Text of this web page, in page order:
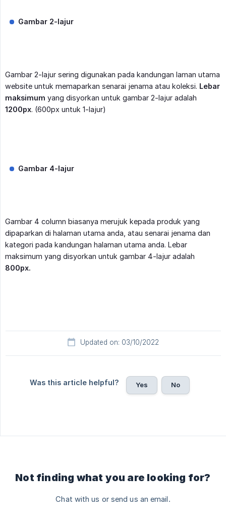
Gambar 2-lajur
Gambar 2-lajur sering digunakan pada kandungan laman utama
website untuk memaparkan senarai jenama atau koleksi. Lebar
maksimum yang disyorkan untuk gambar 2-lajur adalah
1200px. (600px untuk 1-lajur)
Gambar 4-lajur
Gambar 4 column biasanya merujuk kepada produk yang
dipaparkan di halaman utama anda, atau senarai jenama dan
kategori pada kandungan halaman utama anda. Lebar
maksimum yang disyorkan untuk gambar 4-lajur adalah
800px.
Updated on: 03/10/2022
Was this article helpful? Yes No
Not finding what you are looking for?
Chat with us or send us an email.